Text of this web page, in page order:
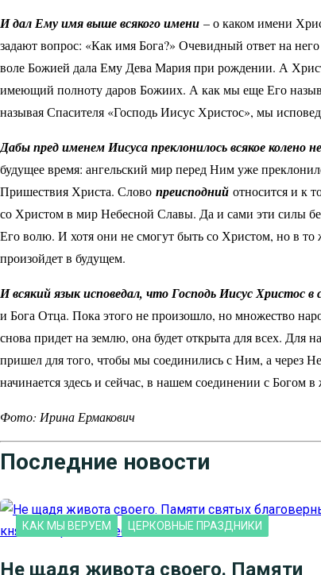
И дал Ему имя выше всякого имени – о каком имени
задают вопрос: «Как имя Бога?» Очевидный ответ на
воле Божией дала Ему Дева Мария при рождении. А
имеющий полноту даров Божиих. А как мы еще Его
называя Спасителя «Господь Иисус Христос», мы
Дабы пред именем Иисуса преклонилось всякое колено
будущее время: ангельский мир перед Ним уже
Пришествия Христа. Слово преисподний относится и к
со Христом в мир Небесной Славы. Да и сами эти силы
Его волю. И хотя они не смогут быть со Христом, но в то
произойдет в будущем.
И всякий язык исповедал, что Господь Иисус Христос в
и Бога Отца. Пока этого не произошло, но множество
снова придет на землю, она будет открыта для всех.
пришел для того, чтобы мы соединились с Ним, а через
начинается здесь и сейчас, в нашем соединении с Богом
Фото: Ирина Ермакович
Последние новости
КАК МЫ ВЕРУЕМ ЦЕРКОВНЫЕ ПРАЗДНИКИ
Не щадя живота своего. Памяти